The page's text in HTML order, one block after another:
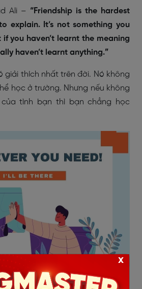
Ali – “Friendship is the hardest
explain. It’s not something you
if you haven’t learnt the meaning
haven’t learnt anything.”
giải thích nhất trên đời. Nó không
học ở trường. Nhưng nếu không
tình bạn thì bạn chẳng học
thứ 28 Woodrow Wilson –
x